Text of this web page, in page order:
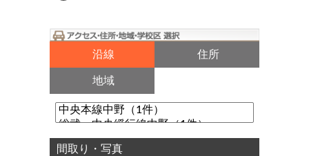
沿線 住所
地域
間取り・写真